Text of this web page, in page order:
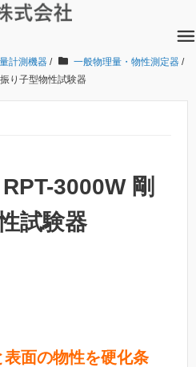
計測機器 / 一般物理量・物性測定器 /
り子型物性試験器
3000W 剛
試験器
面の物性を硬化条